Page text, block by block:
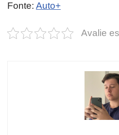
Fonte: Auto+
Avalie